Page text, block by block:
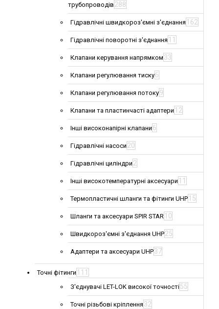
трубопроводів 288
Гідравлічні швидкороз'ємні з'єднання 162
Гідравлічні поворотні з'єднання 11
Клапани керування напрямком 33
Клапани регулювання тиску6
Клапани регулювання потоку9
Клапани та пластинчасті адаптери 12
Інші високонапірні клапани 6
Гідравлічні насоси 20
Гідравлічні циліндри 2
Інші високотемпературні аксесуари 11
Термопластичні шланги та фітинги UHP 15
Шланги та аксесуари SPIR STAR 10
Швидкороз'ємні з'єднання UHP25
Адаптери та аксесуари UHP37
Точні фітинги 111
З'єднувачі LET-LOK високої точності55
Точні різьбові кріплення 32